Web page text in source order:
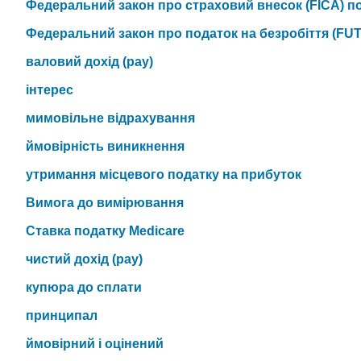
Федеральний закон про страховий внесок (FICA)
Федеральний закон про податок на безробіття
валовий дохід (pay)
інтерес
мимовільне відрахування
ймовірність виникнення
утримання місцевого податку на прибуток
Вимога до вимірювання
Ставка податку Medicare
чистий дохід (pay)
купюра до сплати
принципал
ймовірний і оцінений